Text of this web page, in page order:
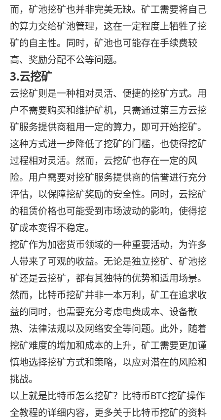
而，矿池挖矿也并非完美无缺。矿工需要将自己
的算力交给矿池管理，这在一定程度上牺牲了挖
矿的自主性。同时，矿池也可能存在手续费较
高、奖励分配不公等问题。
3.云挖矿
云挖矿则是一种相对灵活、便捷的挖矿方式。用
户不需要购买和维护矿机，只需通过第三方云挖
矿服务提供商租用一定的算力，即可开始挖矿。
这种方式进一步降低了挖矿的门槛，也使得挖矿
过程相对灵活。然而，云挖矿也存在一定的风
险。用户需要对挖矿服务提供商的信誉进行充分
评估，以保障挖矿奖励的安全性。同时，云挖矿
的租赁价格也可能受到市场波动的影响，使得挖
矿成本变得不稳定。
挖矿作为加密货币领域的一种重要活动，为许多
人带来了可观的收益。无论是独立挖矿、矿池挖
矿还是云挖矿，都有其独特的优势和适用场景。
然而，比特币挖矿并非一本万利，矿工在追求收
益的同时，也需要充分考虑电费成本、设备散
热、法律法规以及网络安全等问题。此外，随着
挖矿难度的增加和成本的上升，矿工需要更加谨
慎地选择挖矿方式和策略，以应对潜在的风险和
挑战。
以上就是比特币怎么挖矿？比特币BTC挖矿操作
全教程的详细内容，更多关于比特币挖矿的资料